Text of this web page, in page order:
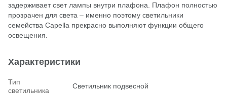
задерживает свет лампы внутри плафона. Плафон полностью
прозрачен для света – именно поэтому светильники
семейства Capella прекрасно выполняют функции общего
освещения.
Характеристики
Тип
светильника
Светильник подвесной